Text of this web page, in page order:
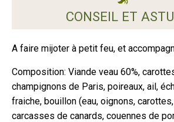
CONSEIL ET
A faire mijoter à petit feu, et
Composition: Viande veau 60%,
champignons de Paris, poireaux, ail,
fraiche, bouillon (eau, oignons,
carcasses de canards, couennes de